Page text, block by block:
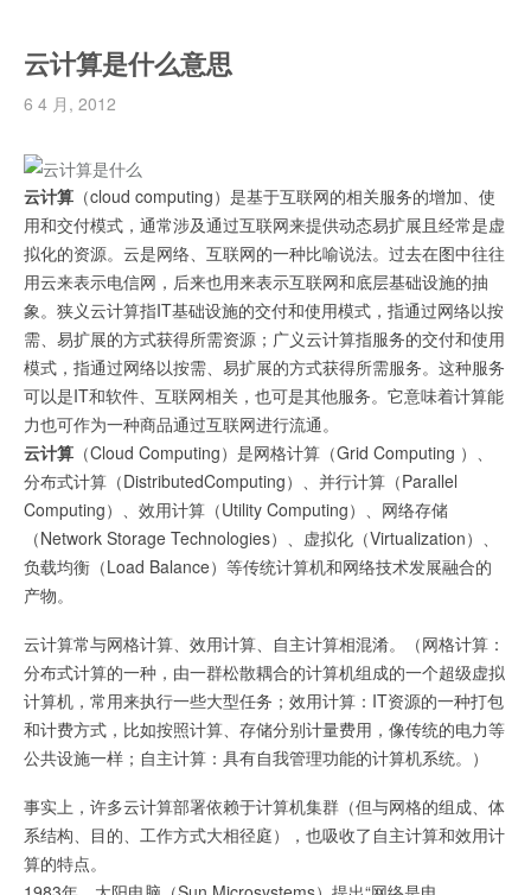
云计算是什么意思
6 4 月, 2012
云计算 （cloud computing）是基于互联网的相关服务的增加、使
用和交付模式，通常涉及通过互联网来提供动态易扩展且经常是虚
拟化的资源。云是网络、互联网的一种比喻说法。过去在图中往往
用云来表示电信网，后来也用来表示互联网和底层基础设施的抽
象。狭义云计算指IT基础设施的交付和使用模式，指通过网络以按
需、易扩展的方式获得所需资源；广义云计算指服务的交付和使用
模式，指通过网络以按需、易扩展的方式获得所需服务。这种服务
可以是IT和软件、互联网相关，也可是其他服务。它意味着计算能
力也可作为一种商品通过互联网进行流通。
云计算 （Cloud Computing）是网格计算（Grid Computing ）、
分布式计算（DistributedComputing）、并行计算（Parallel
Computing）、效用计算（Utility Computing）、网络存储
（Network Storage Technologies）、虚拟化（Virtualization）、
负载均衡（Load Balance）等传统计算机和网络技术发展融合的
产物。
云计算常与网格计算、效用计算、自主计算相混淆。（网格计算：
分布式计算的一种，由一群松散耦合的计算机组成的一个超级虚拟
计算机，常用来执行一些大型任务；效用计算：IT资源的一种打包
和计费方式，比如按照计算、存储分别计量费用，像传统的电力等
公共设施一样；自主计算：具有自我管理功能的计算机系统。）
事实上，许多云计算部署依赖于计算机集群（但与网格的组成、体
系结构、目的、工作方式大相径庭），也吸收了自主计算和效用计
算的特点。